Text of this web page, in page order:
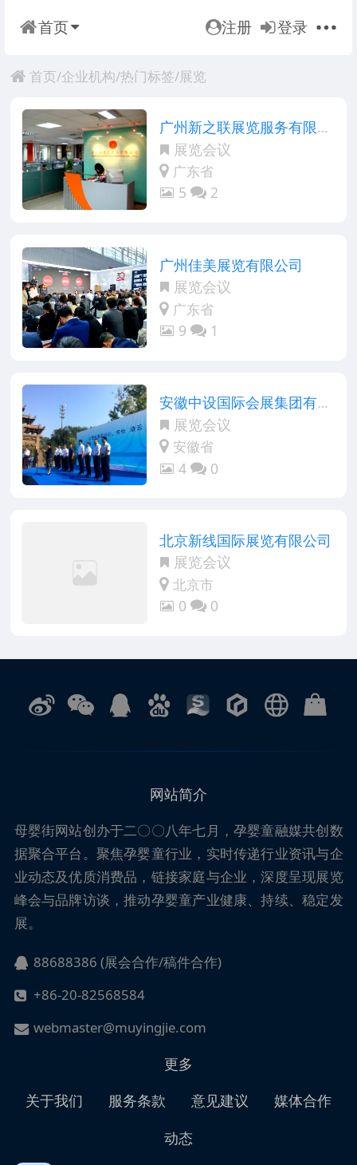
首页 注册 登录
首页/企业机构/热门标签/展览
广州新之联展览服务有限公
司 展览会议
广东省
5 2
广州佳美展览有限公司
展览会议
广东省
9 1
安徽中设国际会展集团有限
公司展览会议
安徽省
4 0
北京新线国际展览有限公司
展览会议
北京市
0 0
网站简介
母婴街网站创办于二〇〇八年七月，孕婴童融媒共创数
据聚合平台。聚焦孕婴童行业，实时传递行业资讯与企
业动态及优质消费品，链接家庭与企业，深度呈现展览
峰会与品牌访谈，推动孕婴童产业健康、持续、稳定发
展。
88688386 (展会合作/稿件合作)
+86-20-82568584
webmaster@muyingjie.com
更多
关于我们
服务条款 意见建议
媒体合作
动态